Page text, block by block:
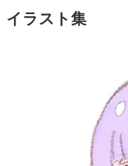
イラスト集